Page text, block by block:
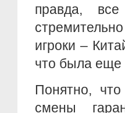
правда,
игроки –
что была еще
Понятно,
смены